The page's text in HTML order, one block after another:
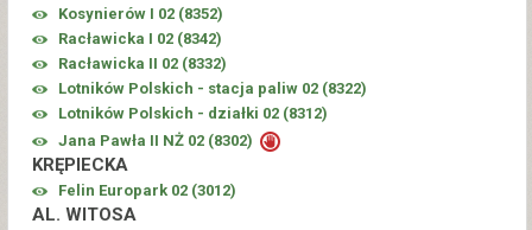
Kosynierów I 02 (8352)
Racławicka I 02 (8342)
Racławicka II 02 (8332)
Lotników Polskich - stacja paliw 02 (8322)
Lotników Polskich - działki 02 (8312)
Jana Pawła II NŻ 02 (8302)
KRĘPIECKA
Felin Europark 02 (3012)
AL. WITOSA